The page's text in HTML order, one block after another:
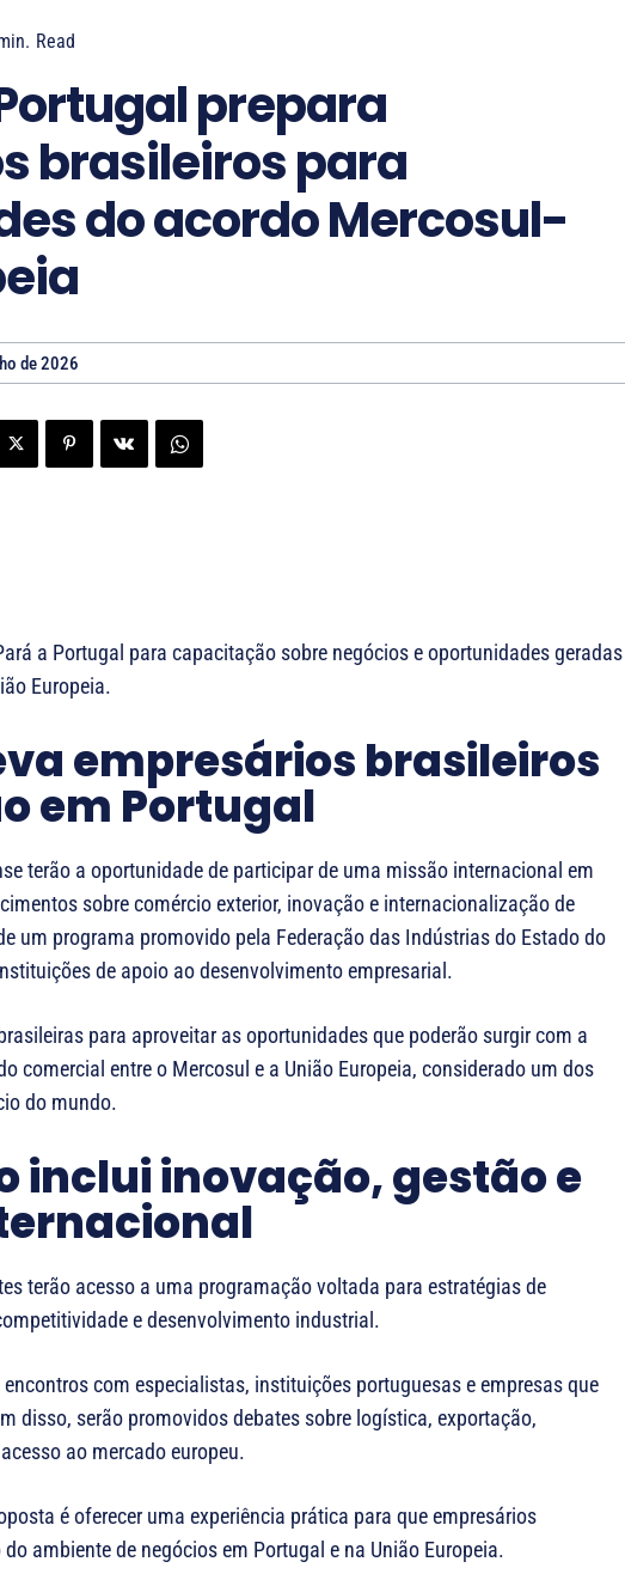
Read
prepara
brasileiros para
do acordo Mercosul-
de 2026
a Portugal para capacitação sobre negócios e oportunidades geradas
Europeia.
empresários brasileiros
em Portugal
terão a oportunidade de participar de uma missão internacional em
sobre comércio exterior, inovação e internacionalização de
um programa promovido pela Federação das Indústrias do Estado do
de apoio ao desenvolvimento empresarial.
para aproveitar as oportunidades que poderão surgir com a
comercial entre o Mercosul e a União Europeia, considerado um dos
do mundo.
inclui inovação, gestão e
terão acesso a uma programação voltada para estratégias de
e desenvolvimento industrial.
com especialistas, instituições portuguesas e empresas que
disso, serão promovidos debates sobre logística, exportação,
ao mercado europeu.
é oferecer uma experiência prática para que empresários
ambiente de negócios em Portugal e na União Europeia.